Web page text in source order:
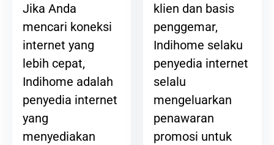
Jika Anda
mencari koneksi
internet yang
lebih cepat,
Indihome adalah
penyedia internet
yang
menyediakan
klien dan basis
penggemar,
Indihome selaku
penyedia internet
selalu
mengeluarkan
penawaran
promosi untuk